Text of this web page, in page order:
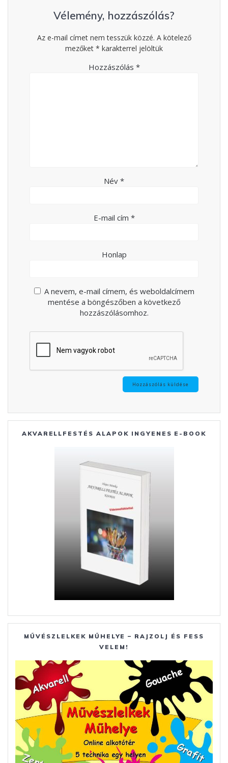
Vélemény, hozzászólás?
Az e-mail címet nem tesszük közzé. A kötelező
mezőket * karakterrel jelöltük
Hozzászólás *
Név *
E-mail cím *
Honlap
A nevem, e-mail címem, és weboldalcímem
mentése a böngészőben a következő
hozzászólásomhoz.
AKVARELLFESTÉS ALAPOK INGYENES E-BOOK
MŰVÉSZLELKEK MŰHELYE – RAJZOLJ ÉS FESS
VELEM!